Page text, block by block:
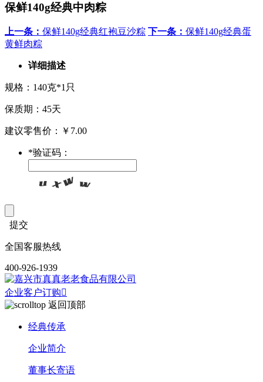
保鲜140g经典中肉粽
上一条： 保鲜140g经典红袍豆沙粽 下一条： 保鲜140g经典蛋
黄鲜肉粽
详细描述
规格：140克*1只
保质期：45天
建议零售价：￥7.00
*验证码：
提交
全国客服热线
400-926-1939
企业客户订购
返回顶部
经典传承
企业简介
董事长寄语